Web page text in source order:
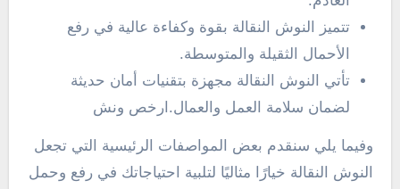
تتميز النوش النقالة بقوة وكفاءة عالية في رفع
الأحمال الثقيلة والمتوسطة.
تأتي النوش النقالة مجهزة بتقنيات أمان حديثة
لضمان سلامة العمل والعمال.ارخص ونش
وفيما يلي سنقدم بعض المواصفات الرئيسية التي تجعل
النوش النقالة خيارًا مثاليًا لتلبية احتياجاتك في رفع وحمل